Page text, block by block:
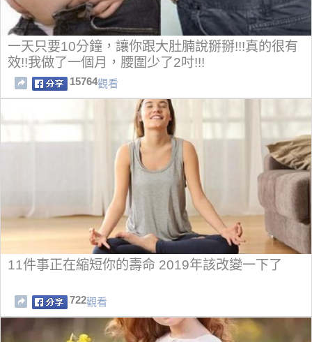
一天只要10分鐘，讓你跟大肚腩說掰掰!!!真的很有
效!!我做了一個月，腰圍少了2吋!!!
15764觀看
11件事正在縮短你的壽命 2019年該改變一下了
722觀看